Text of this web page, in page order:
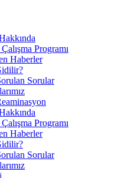
Programı
Haberler
Sorular
Programı
Haberler
Sorular